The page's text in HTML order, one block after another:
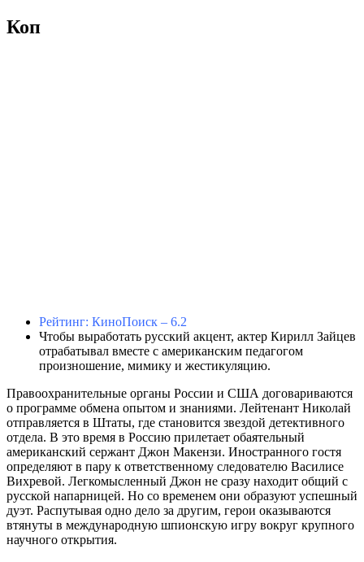
Коп
Рейтинг: КиноПоиск – 6.2
Чтобы выработать русский акцент, актер Кирилл Зайцев
отрабатывал вместе с американским педагогом
произношение, мимику и жестикуляцию.
Правоохранительные органы России и США договариваются
о программе обмена опытом и знаниями. Лейтенант Николай
отправляется в Штаты, где становится звездой детективного
отдела. В это время в Россию прилетает обаятельный
американский сержант Джон Макензи. Иностранного гостя
определяют в пару к ответственному следователю Василисе
Вихревой. Легкомысленный Джон не сразу находит общий с
русской напарницей. Но со временем они образуют успешный
дуэт. Распутывая одно дело за другим, герои оказываются
втянуты в международную шпионскую игру вокруг крупного
научного открытия.